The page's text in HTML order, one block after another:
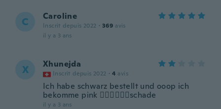
C Caroline
Inscrit depuis 2022 · 369 avis
il y a 3 ans
X Xhunejda
Inscrit depuis 2022 · 4 avis
Ich habe schwarz bestellt und ooop ich
bekomme pink 🤦🏼‍♀️🤦🏼‍♀️schade
il y a 3 ans